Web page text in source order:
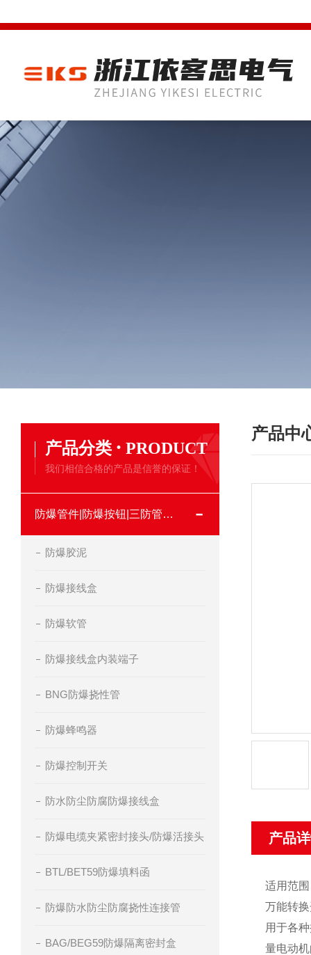
产品分类 · PRODUCT
我们相信合格的产品是信誉的保证！
防爆管件|防爆按钮|三防管件类
防爆胶泥
防爆接线盒
防爆软管
防爆接线盒内装端子
BNG防爆挠性管
防爆蜂鸣器
防爆控制开关
防水防尘防腐防爆接线盒
防爆电缆夹紧密封接头/防爆活接头
BTL/BET59防爆填料函
防爆防水防尘防腐挠性连接管
BAG/BEG59防爆隔离密封盒
产品中
产品
适用范围
万能转
用于各
量电动